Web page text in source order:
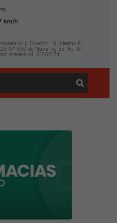
km/h
y Director: Guillermo F.
Nº 630 de Navarro, Bs. As. Nº
Intelectual: 61268174